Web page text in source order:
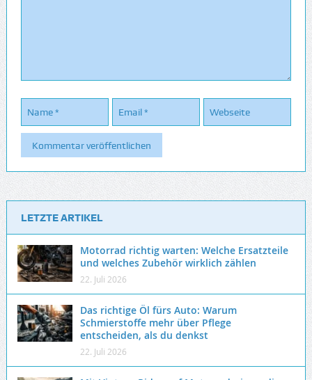
LETZTE ARTIKEL
Motorrad richtig warten: Welche Ersatzteile
und welches Zubehör wirklich zählen
22. Juli 2026
Das richtige Öl fürs Auto: Warum
Schmierstoffe mehr über Pflege
entscheiden, als du denkst
22. Juli 2026